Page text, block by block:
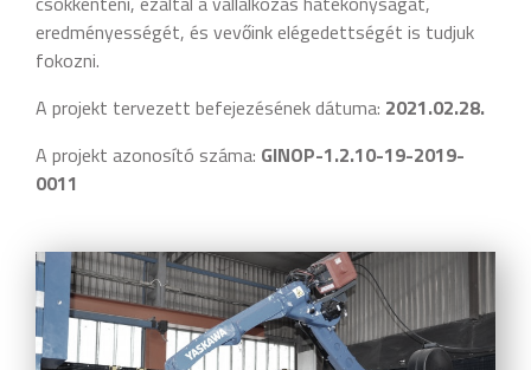
eredményességét, és vevőink elégedettségét is tudjuk
fokozni.
A projekt tervezett befejezésének dátuma: 2021.02.28.
A projekt azonosító száma: GINOP-1.2.10-19-2019-
0011